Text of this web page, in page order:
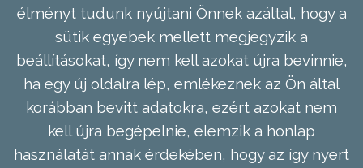
élményt tudunk nyújtani Önnek azáltal, hogy a
sütik egyebek mellett megjegyzik a
beállításokat, így nem kell azokat újra bevinnie,
ha egy új oldalra lép, emlékeznek az Ön által
korábban bevitt adatokra, ezért azokat nem
kell újra begépelnie, elemzik a honlap
használatát annak érdekében, hogy az így nyert